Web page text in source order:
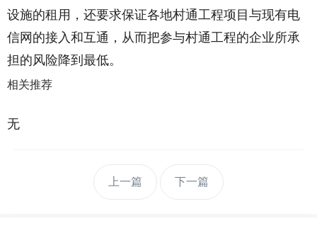
设施的租用，还要求保证各地村通工程项目与现有电
信网的接入和互通，从而把参与村通工程的企业所承
担的风险降到最低。
相关推荐
无
上一篇 下一篇